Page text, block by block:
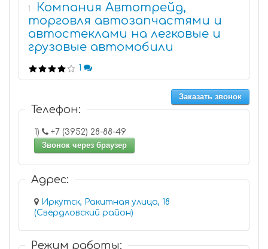
1
Компания Автотрейд,
торговля автозапчастями и
автостеклами на легковые и
грузовые автомобили
1
Заказать звонок
Телефон:
1)
+7 (3952) 28-88-49
Звонок через браузер
Адрес:
Иркутск, Ракитная улица, 18
(Свердловский район)
Режим работы: